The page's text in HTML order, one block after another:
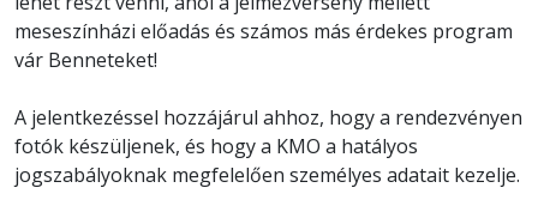
meseszínházi előadás és számos más érdekes program
vár Benneteket!
A jelentkezéssel hozzájárul ahhoz, hogy a rendezvényen
fotók készüljenek, és hogy a KMO a hatályos
jogszabályoknak megfelelően személyes adatait kezelje.